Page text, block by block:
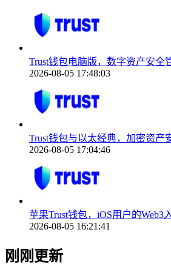
Trust钱包电脑版，数字资产安全
2026-08-05 17:48:03
Trust钱包与以太经典，加密资产
2026-08-05 17:04:46
苹果Trust钱包，iOS用户的Web3
2026-08-05 16:21:41
刚刚更新